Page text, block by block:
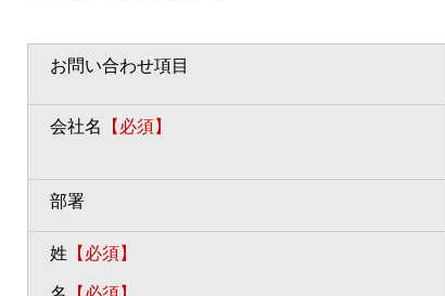
お問い合わせ項目
会社名
【必須】
部署
姓 【必須】